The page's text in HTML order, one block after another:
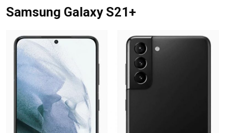
Samsung Galaxy S21+